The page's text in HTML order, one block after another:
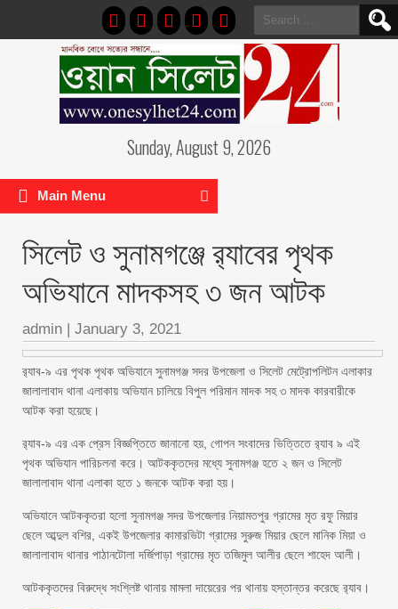
Search
for:
Sunday, August 9, 2026
Main Menu
সিলেট ও সুনামগঞ্জে র‌্যাবের পৃথক
অভিযানে মাদকসহ ৩ জন আটক
admin | January 3, 2021
র‌্যাব-৯ এর পৃথক পৃথক অভিযানে সুনামগঞ্জ সদর উপজেলা ও সিলেট মেট্রোপলিটন এলাকার
জালালাবাদ থানা এলাকায় অভিযান চালিয়ে বিপুল পরিমান মাদক সহ ৩ মাদক কারবারীকে
আটক করা হয়েছে।
র‌্যাব-৯ এর এক প্রেস বিজ্ঞপ্তিতে জানানো হয়, গোপন সংবাদের ভিত্তিতে র‌্যাব ৯ এই
পৃথক অভিযান পারিচলনা করে। আটককৃতদের মধ্যে সুনামগঞ্জ হতে ২ জন ও সিলেট
জালালাবাদ থানা এলাকা হতে ১ জনকে আটক করা হয়।
অভিযানে আটককৃতরা হলো সুনামগঞ্জ সদর উপজেলার নিয়ামতপুর গ্রামের মৃত রফু মিয়ার
ছেলে আব্দুল বশির, একই উপজেলার কামারভিটা গ্রামের সুরুজ মিয়ার ছেলে মানিক মিয়া ও
জালালাবাদ থানার পাঠানটোলা দর্জিপাড়া গ্রামের মৃত তজিমুল আলীর ছেলে শাহেদ আলী।
আটককৃতদের বিরুদ্ধে সংশ্লিষ্ট থানায় মামলা দায়েরের পর থানায় হস্তান্তর করেছে র‌্যাব।